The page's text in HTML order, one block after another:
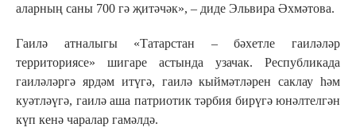
аларның саны 700 гә җитәчәк», ‒ диде Эльвира Әхмәтова.
Гаилә атналыгы «Татарстан – бәхетле гаиләләр
территориясе» шигаре астында узачак. Республикада
гаиләләргә ярдәм итүгә, гаилә кыймәтләрен саклау һәм
куәтләүгә, гаилә аша патриотик тәрбия бирүгә юнәлтелгән
күп кенә чаралар гамәлдә.